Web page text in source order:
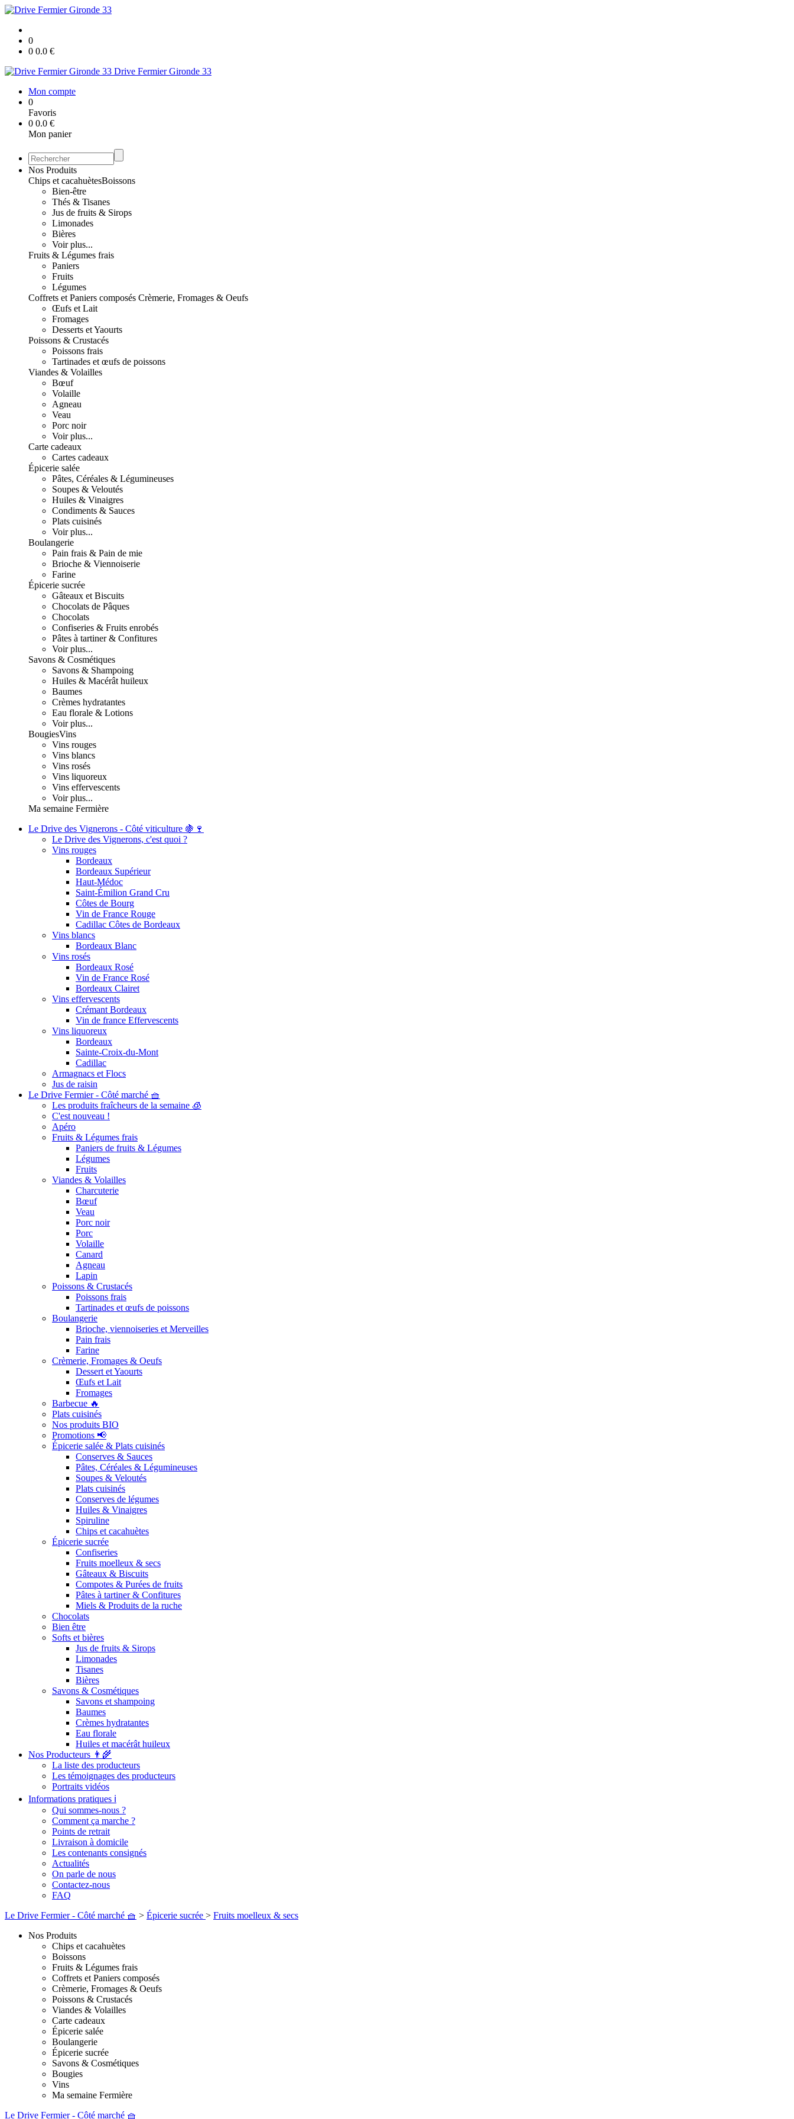
0
0 0.0 €
Drive Fermier Gironde 33
Mon compte
0
Favoris
0 0.0 €
Mon panier
Nos Produits
Chips et cacahuètesBoissons
Bien-être
Thés & Tisanes
Jus de fruits & Sirops
Limonades
Bières
Voir plus...
Fruits & Légumes frais
Paniers
Fruits
Légumes
Coffrets et Paniers composés Crèmerie, Fromages & Oeufs
Œufs et Lait
Fromages
Desserts et Yaourts
Poissons & Crustacés
Poissons frais
Tartinades et œufs de poissons
Viandes & Volailles
Bœuf
Volaille
Agneau
Veau
Porc noir
Voir plus...
Carte cadeaux
Cartes cadeaux
Épicerie salée
Pâtes, Céréales & Légumineuses
Soupes & Veloutés
Huiles & Vinaigres
Condiments & Sauces
Plats cuisinés
Voir plus...
Boulangerie
Pain frais & Pain de mie
Brioche & Viennoiserie
Farine
Épicerie sucrée
Gâteaux et Biscuits
Chocolats de Pâques
Chocolats
Confiseries & Fruits enrobés
Pâtes à tartiner & Confitures
Voir plus...
Savons & Cosmétiques
Savons & Shampoing
Huiles & Macérât huileux
Baumes
Crèmes hydratantes
Eau florale & Lotions
Voir plus...
BougiesVins
Vins rouges
Vins blancs
Vins rosés
Vins liquoreux
Vins effervescents
Voir plus...
Ma semaine Fermière
Le Drive des Vignerons - Côté viticulture 🍇🍷
Le Drive des Vignerons, c'est quoi ?
Vins rouges
Bordeaux
Bordeaux Supérieur
Haut-Médoc
Saint-Émilion Grand Cru
Côtes de Bourg
Vin de France Rouge
Cadillac Côtes de Bordeaux
Vins blancs
Bordeaux Blanc
Vins rosés
Bordeaux Rosé
Vin de France Rosé
Bordeaux Clairet
Vins effervescents
Crémant Bordeaux
Vin de france Effervescents
Vins liquoreux
Bordeaux
Sainte-Croix-du-Mont
Cadillac
Armagnacs et Flocs
Jus de raisin
Le Drive Fermier - Côté marché 🧺
Les produits fraîcheurs de la semaine 🧊
C'est nouveau !
Apéro
Fruits & Légumes frais
Paniers de fruits & Légumes
Légumes
Fruits
Viandes & Volailles
Charcuterie
Bœuf
Veau
Porc noir
Porc
Volaille
Canard
Agneau
Lapin
Poissons & Crustacés
Poissons frais
Tartinades et œufs de poissons
Boulangerie
Brioche, viennoiseries et Merveilles
Pain frais
Farine
Crèmerie, Fromages & Oeufs
Dessert et Yaourts
Œufs et Lait
Fromages
Barbecue 🔥
Plats cuisinés
Nos produits BIO
Promotions 📢
Épicerie salée & Plats cuisinés
Conserves & Sauces
Pâtes, Céréales & Légumineuses
Soupes & Veloutés
Plats cuisinés
Conserves de légumes
Huiles & Vinaigres
Spiruline
Chips et cacahuètes
Épicerie sucrée
Confiseries
Fruits moelleux & secs
Gâteaux & Biscuits
Compotes & Purées de fruits
Pâtes à tartiner & Confitures
Miels & Produits de la ruche
Chocolats
Bien être
Softs et bières
Jus de fruits & Sirops
Limonades
Tisanes
Bières
Savons & Cosmétiques
Savons et shampoing
Baumes
Crèmes hydratantes
Eau florale
Huiles et macérât huileux
Nos Producteurs 👨‍🌾
La liste des producteurs
Les témoignages des producteurs
Portraits vidéos
Informations pratiques ℹ️
Qui sommes-nous ?
Comment ça marche ?
Points de retrait
Livraison à domicile
Les contenants consignés
Actualités
On parle de nous
Contactez-nous
FAQ
Le Drive Fermier - Côté marché 🧺 > Épicerie sucrée > Fruits moelleux & secs
Nos Produits
Chips et cacahuètes
Boissons
Fruits & Légumes frais
Coffrets et Paniers composés
Crèmerie, Fromages & Oeufs
Poissons & Crustacés
Viandes & Volailles
Carte cadeaux
Épicerie salée
Boulangerie
Épicerie sucrée
Savons & Cosmétiques
Bougies
Vins
Ma semaine Fermière
Le Drive Fermier - Côté marché 🧺